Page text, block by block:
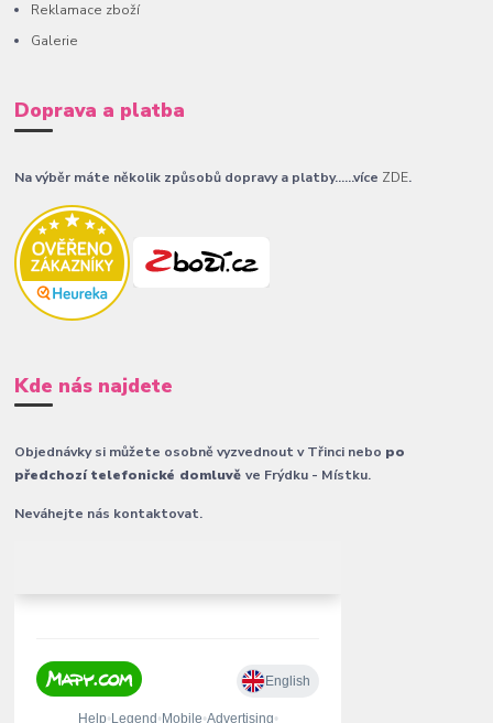
Reklamace zboží
Galerie
Doprava a platba
Na výběr máte několik způsobů dopravy a platby......více ZDE.
Kde nás najdete
Objednávky si můžete osobně vyzvednout v Třinci nebo po
předchozí telefonické domluvěve Frýdku - Místku.
Neváhejte nás kontaktovat.